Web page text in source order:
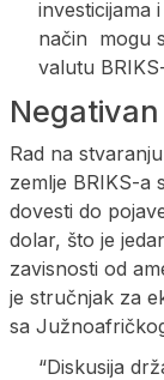
investicijama
način mogu
valutu
Rad na
zemlje BRIKS-a
dovesti do
dolar, što je
zavisnosti od
je stručnjak za
sa
“Diskusija